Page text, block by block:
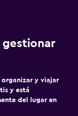
gestionar
organizar y viajar
y está
del lugar en